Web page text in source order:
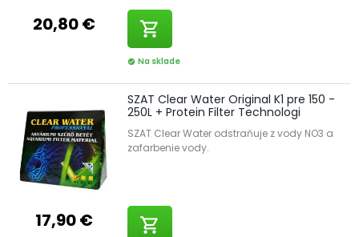
20,80 € shopping_cart
check_circle Na sklade
17,90 €
SZAT Clear Water Original K1 pre 150 -
250L + Protein Filter Technologi
SZAT Clear Water odstraňuje z vody NO3 a
zafarbenie vody.
shopping_cart